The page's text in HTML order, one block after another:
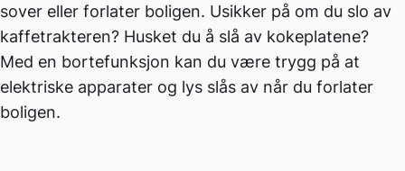
sover eller forlater boligen. Usikker på om du slo av
kaffetrakteren? Husket du å slå av kokeplatene?
Med en bortefunksjon kan du være trygg på at
elektriske apparater og lys slås av når du forlater
boligen.